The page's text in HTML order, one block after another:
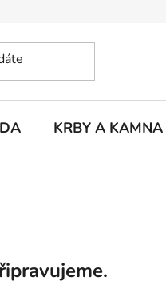
osobních údajů
KRBY A KAMNA